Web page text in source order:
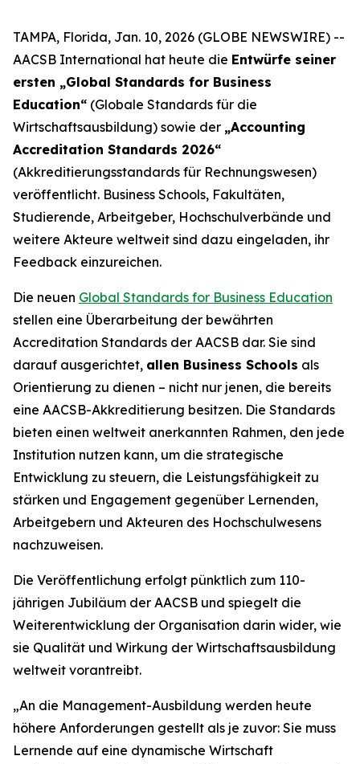
TAMPA, Florida, Jan. 10, 2026 (GLOBE NEWSWIRE) --
AACSB International hat heute die Entwürfe seiner
ersten „Global Standards for Business
Education“ (Globale Standards für die
Wirtschaftsausbildung) sowie der „Accounting
Accreditation Standards 2026“
(Akkreditierungsstandards für Rechnungswesen)
veröffentlicht. Business Schools, Fakultäten,
Studierende, Arbeitgeber, Hochschulverbände und
weitere Akteure weltweit sind dazu eingeladen, ihr
Feedback einzureichen.
Die neuen Global Standards for Business Education
stellen eine Überarbeitung der bewährten
Accreditation Standards der AACSB dar. Sie sind
darauf ausgerichtet, allen Business Schools als
Orientierung zu dienen – nicht nur jenen, die bereits
eine AACSB-Akkreditierung besitzen. Die Standards
bieten einen weltweit anerkannten Rahmen, den jede
Institution nutzen kann, um die strategische
Entwicklung zu steuern, die Leistungsfähigkeit zu
stärken und Engagement gegenüber Lernenden,
Arbeitgebern und Akteuren des Hochschulwesens
nachzuweisen.
Die Veröffentlichung erfolgt pünktlich zum 110-
jährigen Jubiläum der AACSB und spiegelt die
Weiterentwicklung der Organisation darin wider, wie
sie Qualität und Wirkung der Wirtschaftsausbildung
weltweit vorantreibt.
„An die Management-Ausbildung werden heute
höhere Anforderungen gestellt als je zuvor: Sie muss
Lernende auf eine dynamische Wirtschaft